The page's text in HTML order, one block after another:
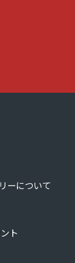
ーについて
ト